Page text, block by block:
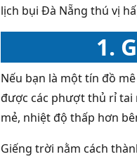
lịch bụi Đà Nẵng thú vị
1.
Nếu bạn là một tín đồ
được các phượt thủ rỉ tai
mẻ, nhiệt độ thấp hơn
Giếng trời nằm cách